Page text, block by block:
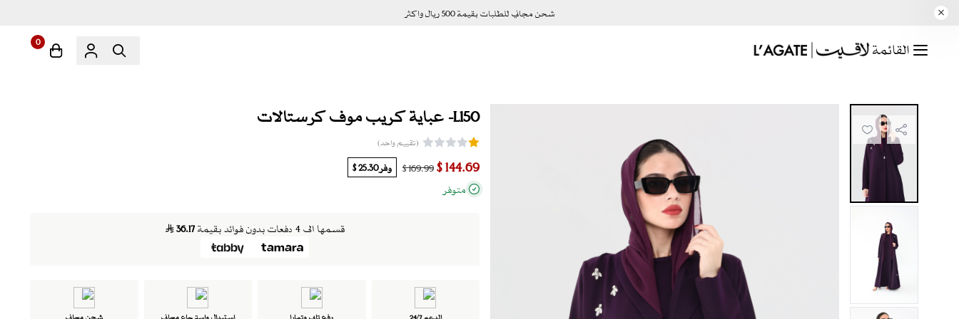
شحن مجاني للطلبات بقيمة 500 ريال واكثر
القائمة 0
L150- عباية كريب موف كرستالات
(تقييم واحد)
144.69 $
169.99 $ وفر25.30 $
متوفر
قسمها الى 4 دفعات بدون فوائد بقيمة 36.17